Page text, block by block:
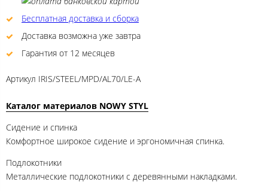
Бесплатная доставка и сборка
Доставка возможна уже завтра
Гарантия от 12 месяцев
Артикул IRIS/STEEL/MPD/AL70/LE-A
Каталог материалов NOWY STYL
Сидение и спинка
Комфортное широкое сидение и эргономичная спинка.
Подлокотники
Металлические подлокотники с деревянными накладками.